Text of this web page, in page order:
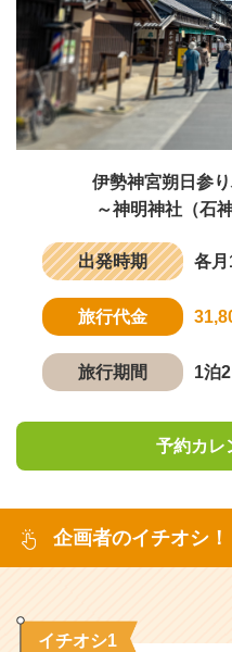
伊勢神宮朔日参
～神明神社（石
出発時期 各月
旅行代金
旅行期間 1泊
予約カレ
企画者のイチオシ！
イチオシ1